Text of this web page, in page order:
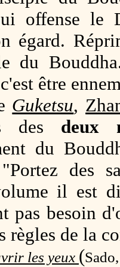
offense le
égard.
du
être
Guketsu,
des deux
du
des
il est
pas besoin
règles de la
les yeux (